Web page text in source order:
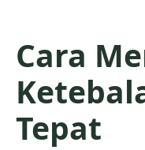
Cara
Tepat